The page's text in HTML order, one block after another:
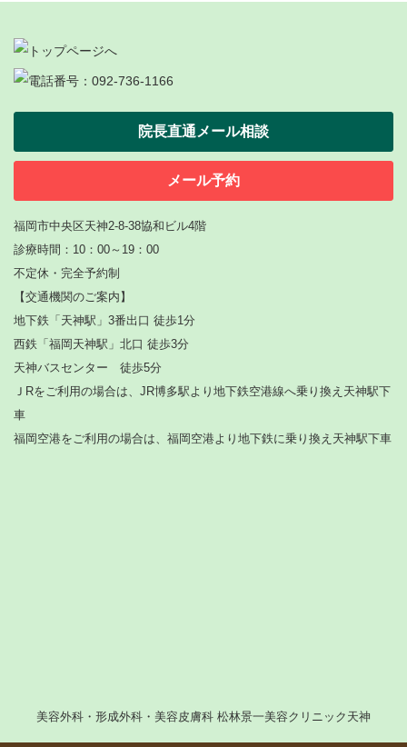
院長直通メール相談
メール予約
福岡市中央区天神2-8-38協和ビル4階
診療時間：10：00～19：00
不定休・完全予約制
【交通機関のご案内】
地下鉄「天神駅」3番出口 徒歩1分
西鉄「福岡天神駅」北口 徒歩3分
天神バスセンター 徒歩5分
ＪRをご利用の場合は、JR博多駅より地下鉄空港線へ乗り換え天神駅下
車
福岡空港をご利用の場合は、福岡空港より地下鉄に乗り換え天神駅下車
美容外科・形成外科・美容皮膚科 松林景一美容クリニック天神